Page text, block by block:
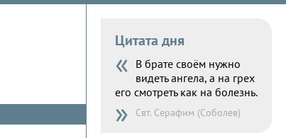
Цитата дня
« В брате своём нужно
видеть ангела, а на грех
его смотреть как на болезнь.
» Свт. Серафим (Соболев)